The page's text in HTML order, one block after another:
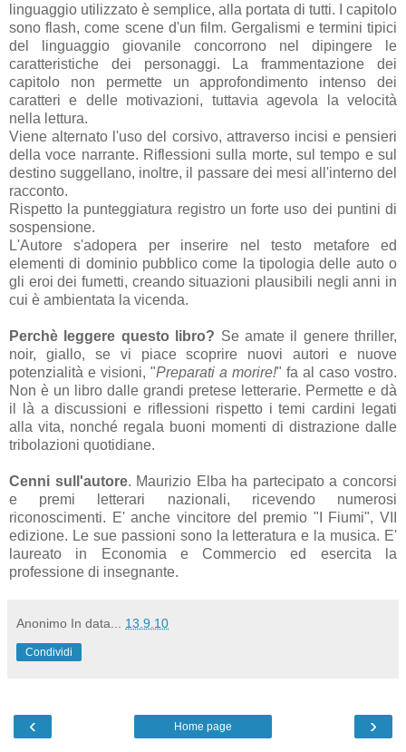
linguaggio utilizzato è semplice, alla portata di tutti. I capitolo
sono flash, come scene d'un film. Gergalismi e termini tipici
del linguaggio giovanile concorrono nel dipingere le
caratteristiche dei personaggi. La frammentazione dei
capitolo non permette un approfondimento intenso dei
caratteri e delle motivazioni, tuttavia agevola la velocità
nella lettura.
Viene alternato l'uso del corsivo, attraverso incisi e pensieri
della voce narrante. Riflessioni sulla morte, sul tempo e sul
destino suggellano, inoltre, il passare dei mesi all'interno del
racconto.
Rispetto la punteggiatura registro un forte uso dei puntini di
sospensione.
L'Autore s'adopera per inserire nel testo metafore ed
elementi di dominio pubblico come la tipologia delle auto o
gli eroi dei fumetti, creando situazioni plausibili negli anni in
cui è ambientata la vicenda.
Perchè leggere questo libro? Se amate il genere thriller,
noir, giallo, se vi piace scoprire nuovi autori e nuove
potenzialità e visioni, "Preparati a morire!" fa al caso vostro.
Non è un libro dalle grandi pretese letterarie. Permette e dà
il là a discussioni e riflessioni rispetto i temi cardini legati
alla vita, nonché regala buoni momenti di distrazione dalle
tribolazioni quotidiane.
Cenni sull'autore. Maurizio Elba ha partecipato a concorsi
e premi letterari nazionali, ricevendo numerosi
riconoscimenti. E' anche vincitore del premio "I Fiumi", VII
edizione. Le sue passioni sono la letteratura e la musica. E'
laureato in Economia e Commercio ed esercita la
professione di insegnante.
Anonimo In data... 13.9.10
Condividi
‹ ›
Home page